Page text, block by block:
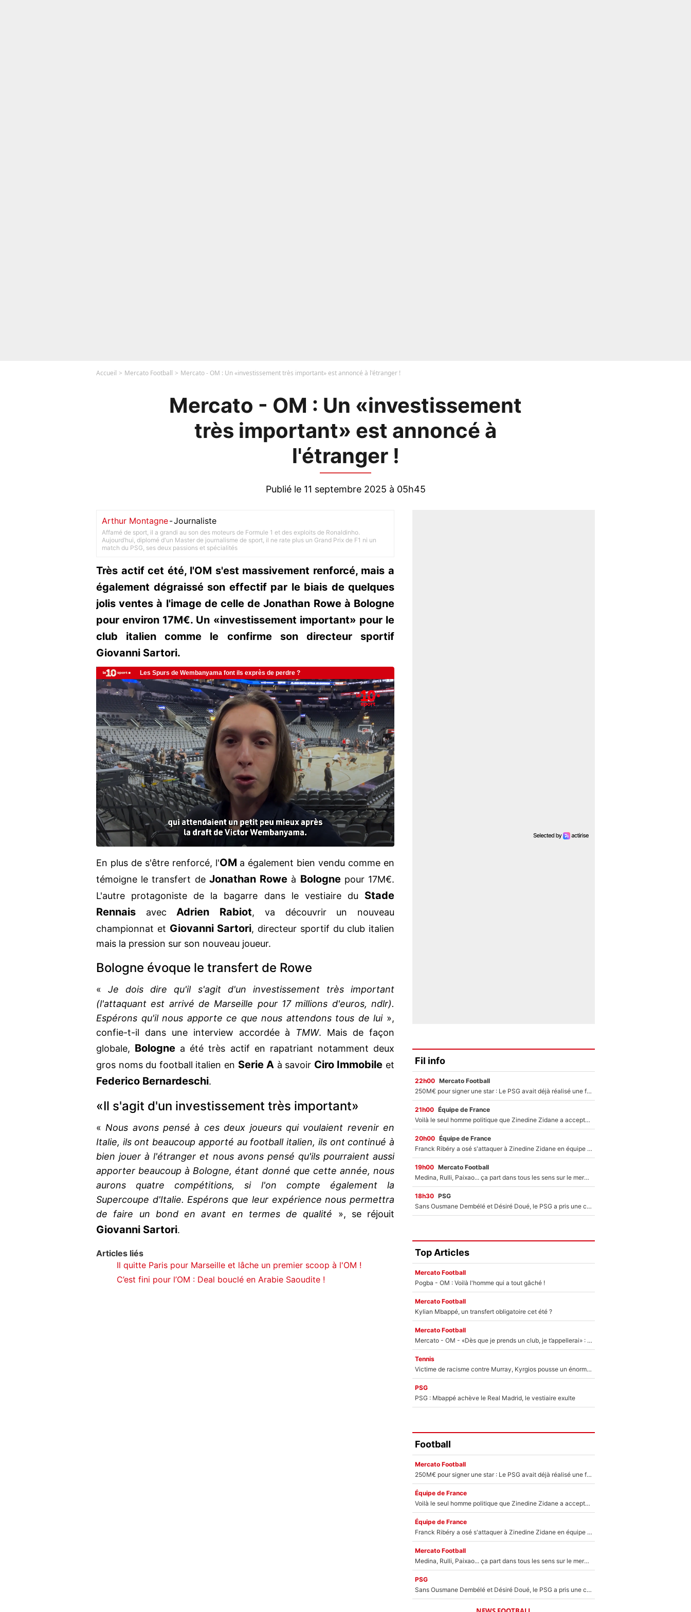
Accueil Mercato Football Mercato - OM : Un «investissement très important» est annoncé à l'étranger !
Mercato - OM : Un «investissement
très important» est annoncé à
l'étranger !
Publié le 11 septembre 2025 à 05h45
Arthur Montagne-Journaliste
Affamé de sport, il a grandi au son des moteurs de Formule 1 et des exploits de Ronaldinho.
Aujourd’hui, diplomé d'un Master de journalisme de sport, il ne rate plus un Grand Prix de F1 ni un
match du PSG, ses deux passions et spécialités
Très actif cet été, l'OM s'est massivement renforcé, mais a
également dégraissé son effectif par le biais de quelques
jolis ventes à l'image de celle de Jonathan Rowe à Bologne
pour environ 17M€. Un «investissement important» pour le
club italien comme le confirme son directeur sportif
Giovanni Sartori.
En plus de s'être renforcé, l'OM a également bien vendu comme en
témoigne le transfert de Jonathan Rowe à Bologne pour 17M€.
L'autre protagoniste de la bagarre dans le vestiaire du Stade
Rennais avecAdrien Rabiot, va découvrir un nouveau
championnat et Giovanni Sartori, directeur sportif du club italien
mais la pression sur son nouveau joueur.
Bologne évoque le transfert de Rowe
«Je dois dire qu'il s'agit d'un investissement très important
(l'attaquant est arrivé de Marseille pour 17 millions d'euros, ndlr).
Espérons qu'il nous apporte ce que nous attendons tous de lui»,
confie-t-il dans une interview accordée à TMW. Mais de façon
globale, Bologne a été très actif en rapatriant notamment deux
gros noms du football italien en Serie A à savoir Ciro Immobile et
Federico Bernardeschi.
«Il s'agit d'un investissement très important»
«Nous avons pensé à ces deux joueurs qui voulaient revenir en
Italie, ils ont beaucoup apporté au football italien, ils ont continué à
bien jouer à l'étranger et nous avons pensé qu'ils pourraient aussi
apporter beaucoup à Bologne, étant donné que cette année, nous
aurons quatre compétitions, si l'on compte également la
Supercoupe d'Italie. Espérons que leur expérience nous permettra
de faire un bond en avant en termes de qualité », se réjouit
Giovanni Sartori.
Articles liés
Il quitte Paris pour Marseille et lâche un premier scoop à l'OM !
C’est fini pour l’OM : Deal bouclé en Arabie Saoudite !
Fil info
22h00 Mercato Football
250M€ pour signer une star : Le PSG avait déjà réalisé une folie sur le mercato bien avant Neymar !
21h00 Équipe de France
Voilà le seul homme politique que Zinedine Zidane a accepté dans son entourage : «Je garde un très bon souvenir de lui»
20h00 Équipe de France
Franck Ribéry a osé s'attaquer à Zinedine Zidane en équipe de France : «Je n'aurais jamais fait ça»
19h00 Mercato Football
Medina, Rulli, Paixao... ça part dans tous les sens sur le mercato de l'OM : Frank McCourt va enfin récupérer l'argent qu'il attend ?
18h30 PSG
Sans Ousmane Dembélé et Désiré Doué, le PSG a pris une correction face à Majorque : Luis Enrique attend avec impatience des renforts !
Top Articles
Mercato Football
Pogba - OM : Voilà l'homme qui a tout gâché !
Mercato Football
Kylian Mbappé, un transfert obligatoire cet été ?
Mercato Football
Mercato - OM - «Dès que je prends un club, je t’appellerai» : La promesse de Marcelino au moment de claquer la porte
Tennis
Victime de racisme contre Murray, Kyrgios pousse un énorme coup de gueule !
PSG
PSG : Mbappé achève le Real Madrid, le vestiaire exulte
Football
Mercato Football
250M€ pour signer une star : Le PSG avait déjà réalisé une folie sur le mercato bien avant Neymar !
Équipe de France
Voilà le seul homme politique que Zinedine Zidane a accepté dans son entourage : «Je garde un très bon souvenir de lui»
Équipe de France
Franck Ribéry a osé s'attaquer à Zinedine Zidane en équipe de France : «Je n'aurais jamais fait ça»
Mercato Football
Medina, Rulli, Paixao... ça part dans tous les sens sur le mercato de l'OM : Frank McCourt va enfin récupérer l'argent qu'il attend ?
PSG
Sans Ousmane Dembélé et Désiré Doué, le PSG a pris une correction face à Majorque : Luis Enrique attend avec impatience des renforts !